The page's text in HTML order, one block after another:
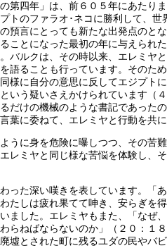
第四年」は、前６０５年にあたり
トのファラオ･ネコに勝利して、世
預言にとっても新たな出発点のと
ことになった最初の年に与えられ
バルクは、その時以来、エレミヤ
語ることも行っています。そのた
様に自分の意思に反してエジプト
いう疑いさえかけられています（
だけの機械のような書記であった
葉に委ねて、エレミヤと行動を共
うに身を危険に曝しつつ、その苦
レミヤと同じ様な苦悩を体験し、
った深い嘆きを表しています。「
たしは疲れ果てて呻き、安らぎを
ました。エレミヤもまた、「なぜ
らねばならないのか」（２０：１
墟とされた町に残るユダの民やバ